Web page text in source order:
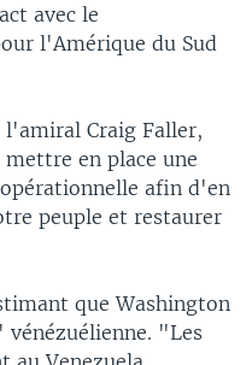
avec le
l'Amérique du Sud
l'amiral Craig Faller,
en place une
afin d'en
peuple et restaurer
que Washington
"Les